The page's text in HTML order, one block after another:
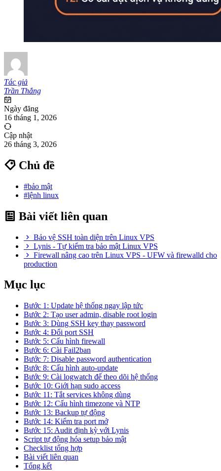
Tác giả
Trần Thắng
Ngày đăng
16 tháng 1, 2026
Cập nhật
26 tháng 3, 2026
Chủ đề
#bảo mật
#lệnh linux
Bài viết liên quan
Bảo vệ SSH toàn diện trên Linux VPS
Lynis - Tự kiểm tra bảo mật Linux VPS
Firewall nâng cao trên Linux VPS - UFW và firewalld cho
production
Mục lục
Bước 1: Update hệ thống ngay lập tức
Bước 2: Tạo user admin, disable root login
Bước 3: Dùng SSH key thay password
Bước 4: Đổi port SSH
Bước 5: Cấu hình firewall
Bước 6: Cài Fail2ban
Bước 7: Disable password authentication
Bước 8: Cấu hình auto-update
Bước 9: Cài logwatch để theo dõi hệ thống
Bước 10: Giới hạn sudo access
Bước 11: Tắt services không dùng
Bước 12: Cấu hình timezone và NTP
Bước 13: Backup tự động
Bước 14: Kiểm tra port mở
Bước 15: Audit định kỳ với Lynis
Script tự động hóa setup bảo mật
Checklist tổng hợp
Bài viết liên quan
Tổng kết